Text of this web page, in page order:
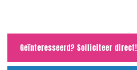
Geïnteresseerd? Solliciteer direct!